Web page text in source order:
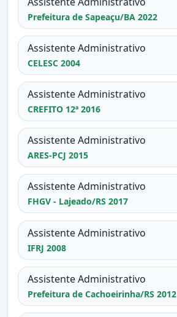
Prefeitura de Sapeaçu/BA 2022
Assistente Administrativo
CELESC 2004
Assistente Administrativo
CREFITO 12ª 2016
Assistente Administrativo
ARES-PCJ 2015
Assistente Administrativo
FHGV - Lajeado/RS 2017
Assistente Administrativo
IFRJ 2008
Assistente Administrativo
Prefeitura de Cachoeirinha/RS 2012